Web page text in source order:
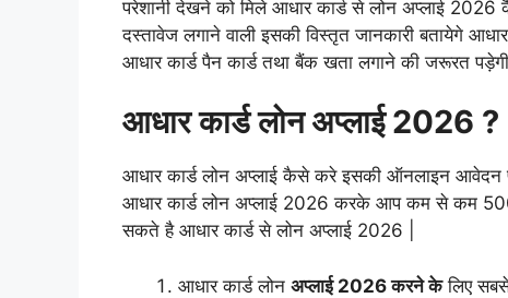
परेशानी देखने को मिले आधार कार्ड से लोन अप्लाई
दस्तावेज लगाने वाली इसकी विस्तृत जानकारी बतायेगे
आधार कार्ड पैन कार्ड तथा बैंक खता लगाने की जरूरत पड़ेगी
आधार कार्ड लोन अप्लाई 2026 ?
आधार कार्ड लोन अप्लाई कैसे करे इसकी ऑनलाइन आवेदन
आधार कार्ड लोन अप्लाई 2026 करके आप कम से कम
सकते है आधार कार्ड से लोन अप्लाई 2026 |
आधार कार्ड लोन अप्लाई 2026 करने केलिए